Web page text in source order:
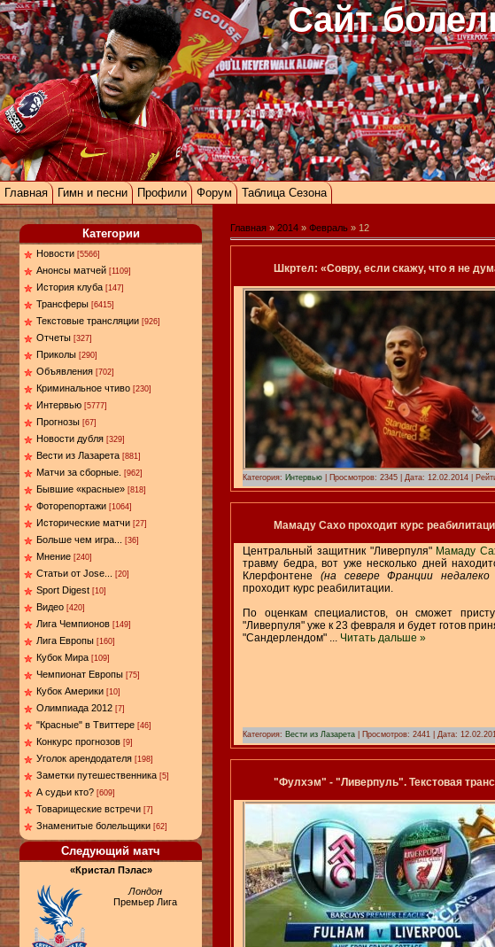
Сайт
Главная Гимн и песни Профили Форум Таблица Сезона
Категории
Новости [5566]
Анонсы матчей [1109]
История клуба [147]
Трансферы [6415]
Текстовые трансляции [926]
Отчеты [327]
Приколы [290]
Объявления [702]
Криминальное чтиво [230]
Интервью [5777]
Прогнозы [67]
Новости дубля [329]
Вести из Лазарета [881]
Матчи за сборные. [962]
Бывшие «красные» [818]
Фоторепортажи [1064]
Исторические матчи [27]
Больше чем игра... [36]
Мнение [240]
Статьи от Jose... [20]
Sport Digest [10]
Видео [420]
Лига Чемпионов [149]
Лига Европы [160]
Кубок Мира [109]
Чемпионат Европы [75]
Кубок Америки [10]
Олимпиада 2012 [7]
"Красные" в Твиттере [46]
Конкурс прогнозов [9]
Уголок арендодателя [198]
Заметки путешественника [5]
А судьи кто? [609]
Товарищеские встречи [7]
Знаменитые болельщики [62]
Следующий матч
«Кристал Пэлас»
Лондон
Премьер Лига
Главная » 2014 » Февраль » 12
Шкртел: «Совру, если скажу, что я не
Категория: Интервью | Просмотров: 2345 | Дата: 12.02.2014 |
Мамаду Сахо проходит курс
Центральный защитник "Ливерпуля" Мамаду
травму бедра, вот уже несколько дней
Клерфонтене (на севере Франции
проходит курс реабилитации.
По оценкам специалистов, он сможет
"Ливерпуля" уже к 23 февраля и будет готов
"Сандерлендом"
Читать дальше »
Категория: Вести из Лазарета | Просмотров: 2441 | Дата:
"Фулхэм" - "Ливерпуль". Текстовая